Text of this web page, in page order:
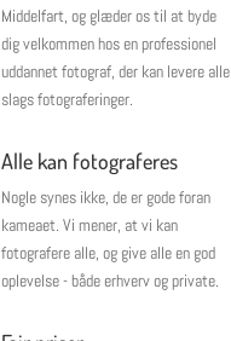
Middelfart, og glæder os til at byde
dig velkommen hos en professionel
uddannet fotograf, der kan levere alle
slags fotograferinger.
Alle kan fotograferes
Nogle synes ikke, de er gode foran
kameaet. Vi mener, at vi kan
fotografere alle, og give alle en god
oplevelse - både erhverv og private.